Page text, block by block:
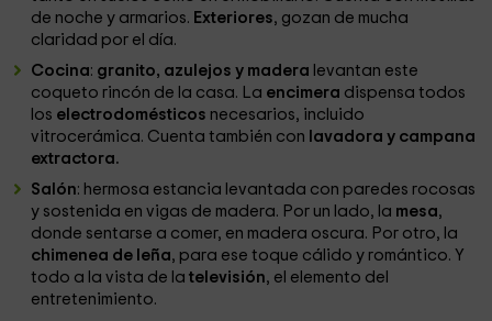
de noche y armarios. Exteriores, gozan de mucha
claridad por el día.
Cocina: granito, azulejos y madera levantan este
coqueto rincón de la casa. La encimera dispensa todos
los electrodomésticos necesarios, incluido
vitrocerámica. Cuenta también con lavadora y campana
extractora.
Salón: hermosa estancia levantada con paredes rocosas
y sostenida en vigas de madera. Por un lado, la mesa,
donde sentarse a comer, en madera oscura. Por otro, la
chimenea de leña, para ese toque cálido y romántico. Y
todo a la vista de latelevisión, el elemento del
entretenimiento.